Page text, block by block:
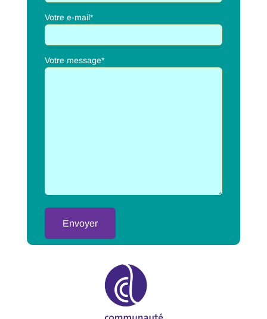
Votre e-mail*
Votre message*
Alternative: